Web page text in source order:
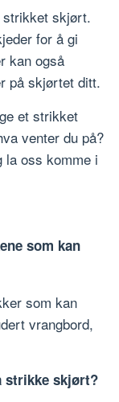
strikket skjørt.
for å gi
kan også
på skjørtet ditt.
et strikket
venter du på?
la oss komme i
som kan
som kan
vrangbord,
strikke skjørt?